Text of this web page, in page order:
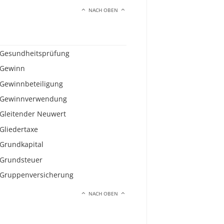
NACH OBEN
Gesundheitsprüfung
Gewinn
Gewinnbeteiligung
Gewinnverwendung
Gleitender Neuwert
Gliedertaxe
Grundkapital
Grundsteuer
Gruppenversicherung
NACH OBEN